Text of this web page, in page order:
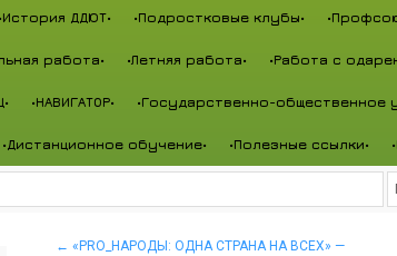
•История ДДЮТ• •Подростковые клубы•
работа• •Летняя работа• •Работа с
•НАВИГАТОР• •Государственно-общественное
•Дистанционное обучение• •Полезные ссылки•
← «PRO_НАРОДЫ: ОДНА СТРАНА НА ВСЕХ» —